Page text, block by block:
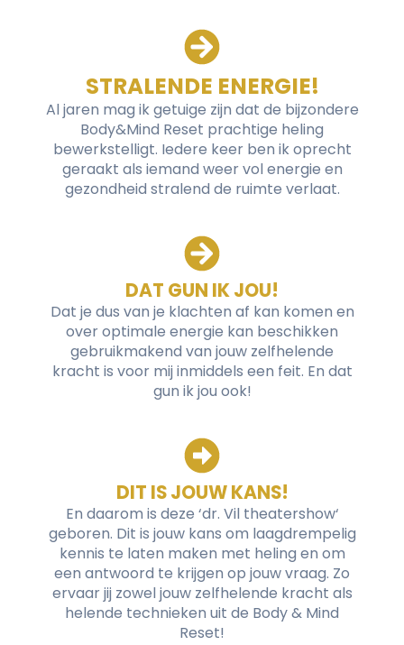
STRALENDE ENERGIE!
Al jaren mag ik getuige zijn dat de bijzondere
Body&Mind Reset prachtige heling
bewerkstelligt. Iedere keer ben ik oprecht
geraakt als iemand weer vol energie en
gezondheid stralend de ruimte verlaat.
DAT GUN IK JOU!
Dat je dus van je klachten af kan komen en
over optimale energie kan beschikken
gebruikmakend van jouw zelfhelende
kracht is voor mij inmiddels een feit. En dat
gun ik jou ook!
DIT IS JOUW KANS!
En daarom is deze ‘dr. Vil theatershow‘
geboren. Dit is jouw kans om laagdrempelig
kennis te laten maken met heling en om
een antwoord te krijgen op jouw vraag. Zo
ervaar jij zowel jouw zelfhelende kracht als
helende technieken uit de Body & Mind
Reset!